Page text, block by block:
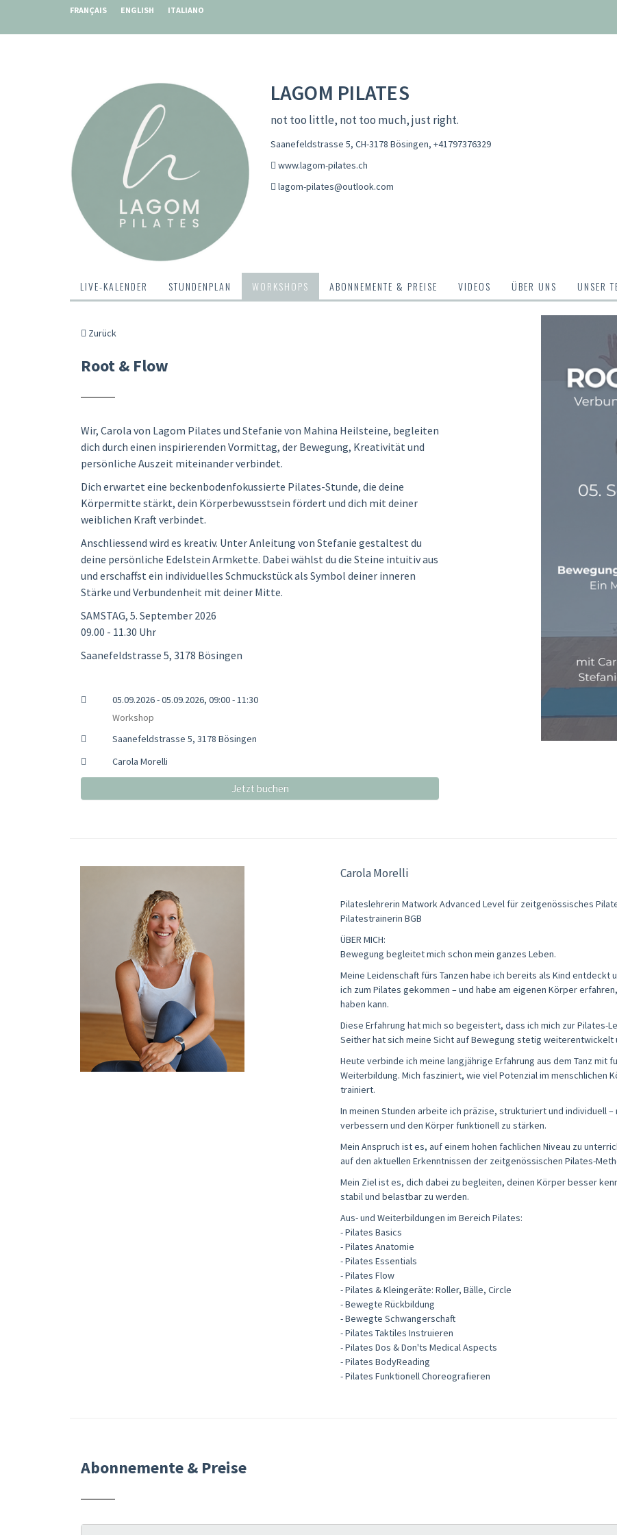
FRANÇAIS ENGLISH ITALIANO
LAGOM PILATES
not too little, not too much, just right.
Saanefeldstrasse 5, CH-3178 Bösingen, +41797376329
www.lagom-pilates.ch
lagom-pilates@outlook.com
LIVE-KALENDER STUNDENPLAN WORKSHOPS ABONNEMENTE & PREISE VIDEOS ÜBER UNS UNSER
Zurück
Root & Flow
Wir, Carola von Lagom Pilates und Stefanie von Mahina Heilsteine, begleiten
dich durch einen inspirierenden Vormittag, der Bewegung, Kreativität und
persönliche Auszeit miteinander verbindet.
Dich erwartet eine beckenbodenfokussierte Pilates-Stunde, die deine
Körpermitte stärkt, dein Körperbewusstsein fördert und dich mit deiner
weiblichen Kraft verbindet.
Anschliessend wird es kreativ. Unter Anleitung von Stefanie gestaltest du
deine persönliche Edelstein Armkette. Dabei wählst du die Steine intuitiv aus
und erschaffst ein individuelles Schmuckstück als Symbol deiner inneren
Stärke und Verbundenheit mit deiner Mitte.
SAMSTAG, 5. September 2026
09.00 - 11.30 Uhr
Saanefeldstrasse 5, 3178 Bösingen
05.09.2026 - 05.09.2026, 09:00 - 11:30
Workshop
Saanefeldstrasse 5, 3178 Bösingen
Carola Morelli
Jetzt buchen
Carola Morelli
Pilateslehrerin Matwork Advanced Level für zeitgenössisches
Pilatestrainerin BGB
ÜBER MICH:
Bewegung begleitet mich schon mein ganzes Leben.
Meine Leidenschaft fürs Tanzen habe ich bereits als Kind entdeckt
ich zum Pilates gekommen – und habe am eigenen Körper
haben kann.
Diese Erfahrung hat mich so begeistert, dass ich mich zur Pilates-
Seither hat sich meine Sicht auf Bewegung stetig weiterentwickelt
Heute verbinde ich meine langjährige Erfahrung aus dem Tanz
Weiterbildung. Mich fasziniert, wie viel Potenzial im menschlichen
trainiert.
In meinen Stunden arbeite ich präzise, strukturiert und individuell
verbessern und den Körper funktionell zu stärken.
Mein Anspruch ist es, auf einem hohen fachlichen Niveau zu
auf den aktuellen Erkenntnissen der zeitgenössischen Pilates-
Mein Ziel ist es, dich dabei zu begleiten, deinen Körper besser
stabil und belastbar zu werden.
Aus- und Weiterbildungen im Bereich Pilates:
- Pilates Basics
- Pilates Anatomie
- Pilates Essentials
- Pilates Flow
- Pilates & Kleingeräte: Roller, Bälle, Circle
- Bewegte Rückbildung
- Bewegte Schwangerschaft
- Pilates Taktiles Instruieren
- Pilates Dos & Don'ts Medical Aspects
- Pilates BodyReading
- Pilates Funktionell Choreografieren
Abonnemente & Preise